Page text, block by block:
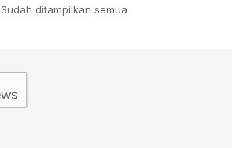
Sudah ditampilkan semua